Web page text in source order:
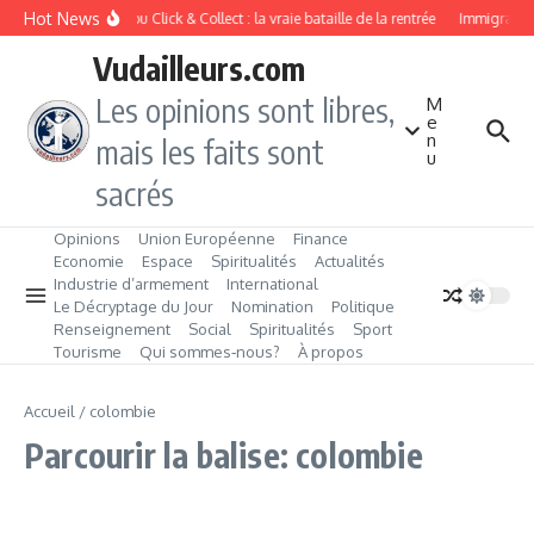
Aller au contenu
Hot NewsDrive ou Click & Collect : la vraie bataille de la rentrée
Vudailleurs.com
Les opinions sont libres,
mais les faits sont
sacrés
M
e
n
u
Opinions Union Européenne
Finance
Economie
Espace Spiritualités
Actualités
Industrie d’armement
International
Le Décryptage du Jour
Nomination
Politique
Renseignement
Social Spiritualités
Sport
Tourisme
Qui sommes‑nous? À propos
Accueil / colombie
Parcourir la balise: colombie